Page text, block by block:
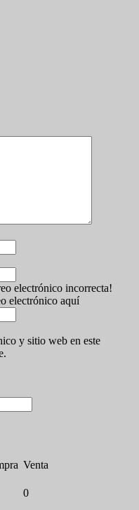
electrónico incorrecta!
electrónico aquí
y sitio web en este
Venta
0